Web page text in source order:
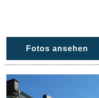
Fotos ansehen